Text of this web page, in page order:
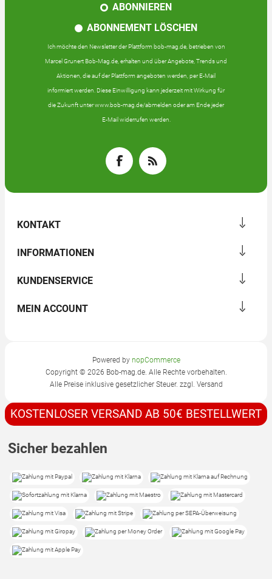
ABONNIEREN
ABONNEMENT LÖSCHEN
Ich möchte den Newsletter der Plattform bob-mag.de, betrieben von
Marcel Grunert Bob-Mag.de, erhalten und über Angebote, Trends und
Aktionen, die auf der Plattform angeboten werden, per E-Mail
informiert werden. Diese Einwilligung kann jederzeit mit Wirkung für
die Zukunft unter www.bob-mag.de/abmelden oder am Ende jeder
E-Mail widerrufen werden.
KONTAKT
INFORMATIONEN
KUNDENSERVICE
MEIN ACCOUNT
Powered by nopCommerce
Copyright © 2026 Bob-mag.de. Alle Rechte vorbehalten.
Alle Preise inklusive gesetzlicher Steuer. zzgl. Versand
KOSTENLOSER VERSAND AB 50€ BESTELLWERT
Sicher bezahlen